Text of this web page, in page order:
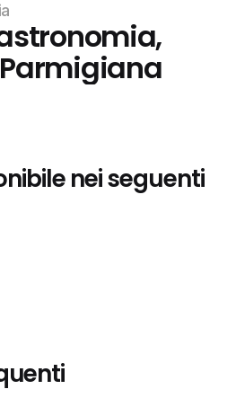
nei seguenti